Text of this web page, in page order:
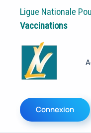
Ligue Nationale
Vaccinations
Connexion